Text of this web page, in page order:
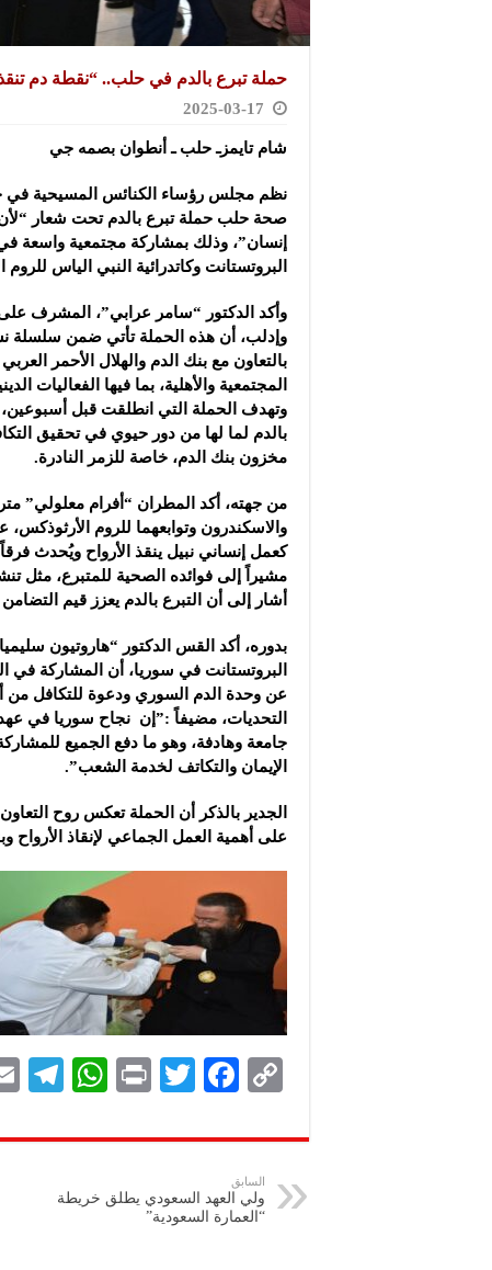
حملة تبرع بالدم في حلب.. “نقطة دم
2025-03-17
شام تايمزـ حلب ـ أنطوان بصمه جي
نظم مجلس رؤساء الكنائس المسيحية في
صحة حلب حملة تبرع بالدم تحت شعار
إنسان”، وذلك بمشاركة مجتمعية واسعة
البروتستانت وكاتدرائية النبي الياس
وأكد الدكتور “سامر عرابي”، المشرف
وإدلب، أن هذه الحملة تأتي ضمن سلسلة
بالتعاون مع بنك الدم والهلال الأحمر
المجتمعية والأهلية، بما فيها الفعاليات
وتهدف الحملة التي انطلقت قبل أسبوعين،
بالدم لما لها من دور حيوي في تحقيق
مخزون بنك الدم، خاصة للزمر النادرة.
من جهته، أكد المطران “أفرام معلولي”
والاسكندرون وتوابعهما للروم الأرثوذكس،
كعمل إنساني نبيل ينقذ الأرواح ويُحدث
مشيراً إلى فوائده الصحية للمتبرع، مثل
أشار إلى أن التبرع بالدم يعزز قيم
بدوره، أكد القس الدكتور “هاروتيون
البروتستانت في سوريا، أن المشاركة في
عن وحدة الدم السوري ودعوة للتكافل
التحديات، مضيفاً :”إن نجاح سوريا في
جامعة وهادفة، وهو ما دفع الجميع
الإيمان والتكاتف لخدمة الشعب”.
الجدير بالذكر أن الحملة تعكس روح
على أهمية العمل الجماعي لإنقاذ الأرواح
C
p
y
Li
F
eb
k
T
tt
P
nt
W
at
A
السابق
ولي العهد السعودي يطلق خريطة
“العمارة السعودية”